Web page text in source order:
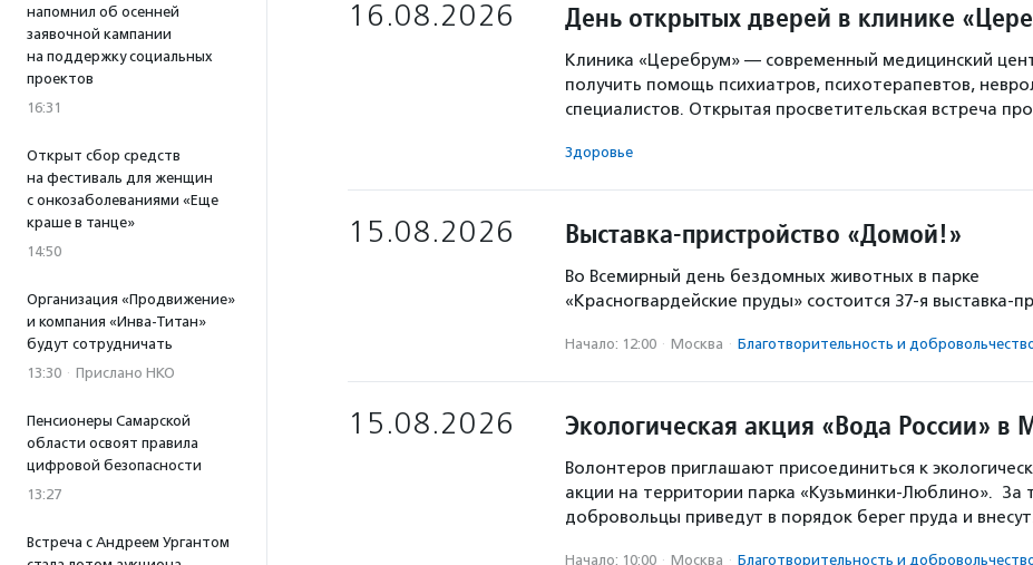
напомнил об осенней
заявочной кампании
на поддержку социальных
проектов
16:31
Открыт сбор средств
на фестиваль для женщин
с онкозаболеваниями «Еще
краше в танце»
14:50
Организация «Продвижение»
и компания «Инва-Титан»
будут сотрудничать
13:30 · Прислано НКО
Пенсионеры Самарской
области освоят правила
цифровой безопасности
13:27
Встреча с Андреем Ургантом
16.08.2026 День открытых дверей в клинике
Клиника «Церебрум» — современный медицинский
получить помощь психиатров, психотерапевтов,
специалистов. Открытая просветительская встреча
Здоровье
15.08.2026 Выставка-пристройство «Домой!»
Во Всемирный день бездомных животных в парке
«Красногвардейские пруды» состоится 37-я выставка-
Начало: 12:00 · Москва · Благотвори­тель­ность и
15.08.2026 Экологическая акция «Вода России» в
Волонтеров приглашают присоединиться к
акции на территории парка «Кузьминки-Люблино». За
добровольцы приведут в порядок берег пруда и
Начало: 10:00 · Москва · Благотвори­тель­ность и